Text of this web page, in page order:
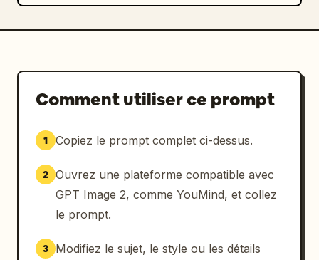
Comment utiliser ce prompt
1 Copiez le prompt complet ci-dessus.
2 Ouvrez une plateforme compatible avec
GPT Image 2, comme YouMind, et collez
le prompt.
3
Modifiez le sujet, le style ou les détails